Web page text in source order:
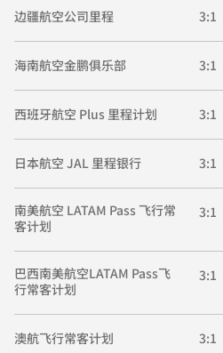
边疆航空公司里程 3:1
海南航空金鹏俱乐部 3:1
西班牙航空 Plus 里程计划 3:1
日本航空 JAL 里程银行 3:1
南美航空 LATAM Pass 飞行常
客计划
3:1
巴西南美航空LATAM Pass飞
行常客计划
3:1
澳航飞行常客计划 3:1